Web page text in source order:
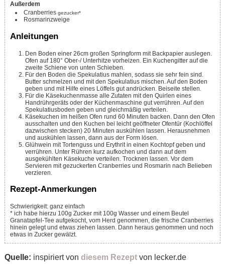
Außerdem
Cranberries gezucker*
Rosmarinzweige
Anleitungen
Den Boden einer 26cm großen Springform mit Backpapier auslegen.
Ofen auf 180° Ober-/ Unterhitze vorheizen. Ein Kuchengitter auf die
zweite Schiene von unten Schieben.
Für den Boden die Spekulatius mahlen, sodass sie sehr fein sind.
Butter schmelzen und mit den Spekulatius mischen. Auf den Boden
geben und mit Hilfe eines Löffels gut andrücken. Beiseite stellen.
Für die Käsekuchenmasse alle Zutaten mit den Quirlen eines
Handrührgeräts oder der Küchenmaschine gut verrühren. Auf den
Spekulatiusboden geben und gleichmäßig verteilen.
Käsekuchen im heißen Ofen rund 60 Minuten backen. Dann den Ofen
ausschalten und den Kuchen bei leicht geöffneter Ofentür (Kochlöffel
dazwischen stecken) 20 Minuten auskühlen lassen. Herausnehmen
und auskühlen lassen, dann aus der Form lösen.
Glühwein mit Tortenguss und Erythrit in einen Kochtopf geben und
verrühren. Unter Rühren kurz aufkochen und dann auf dem
ausgekühlten Käsekuche verteilen. Trocknen lassen. Vor dem
Servieren mit gezuckerten Cranberries und Rosmarin nach Belieben
verzieren.
Rezept-Anmerkungen
Schwierigkeit: ganz einfach
* ich habe hierzu 100g Zucker mit 100g Wasser und einem Beutel
Granatapfel-Tee aufgekocht, vom Herd genommen, die frische Cranberries
hinein gelegt und etwas ziehen lassen. Dann heraus genommen und noch
etwas in Zucker gewälzt.
Quelle: inspiriert von diesem Rezeptvon lecker.de